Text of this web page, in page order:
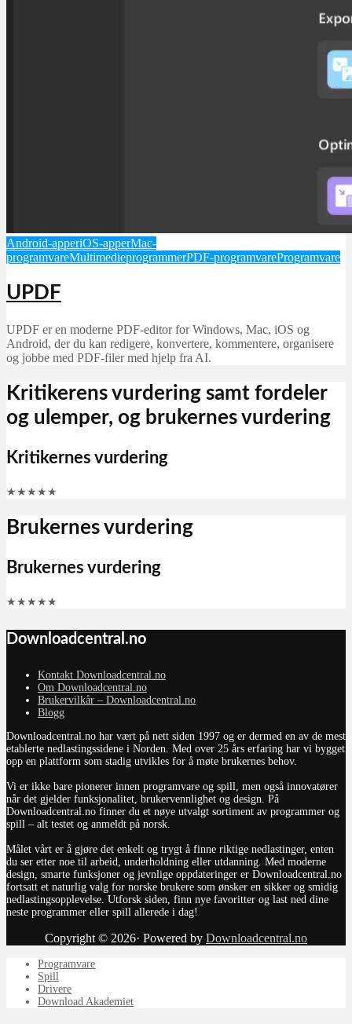
Android-apperiOS-apperMac-
programvareMultimedieprogrammerPDF-programvareProgramvare
UPDF
UPDF er en moderne PDF-editor for Windows, Mac, iOS og
Android, der du kan redigere, konvertere, kommentere, organisere
og jobbe med PDF-filer med hjelp fra AI.
Kritikerens vurdering samt fordeler
og ulemper, og brukernes vurdering
Kritikernes vurdering
★ ★ ★ ★ ★
Brukernes vurdering
Brukernes vurdering
★ ★ ★ ★ ★
Downloadcentral.no
Kontakt Downloadcentral.no
Om Downloadcentral.no
Brukervilkår – Downloadcentral.no
Blogg
Downloadcentral.no har vært på nett siden 1997 og er dermed en av de mest
etablerte nedlastingssidene i Norden. Med over 25 års erfaring har vi bygget
opp en plattform som stadig utvikles for å møte brukernes behov.
Vi er ikke bare pionerer innen programvare og spill, men også innovatører
når det gjelder funksjonalitet, brukervennlighet og design. På
Downloadcentral.no finner du et nøye utvalgt sortiment av programmer og
spill – alt testet og anmeldt på norsk.
Målet vårt er å gjøre det enkelt og trygt å finne riktige nedlastinger, enten
du ser etter noe til arbeid, underholdning eller utdanning. Med moderne
design, smarte funksjoner og jevnlige oppdateringer er Downloadcentral.no
fortsatt et naturlig valg for norske brukere som ønsker en sikker og smidig
nedlastingsopplevelse. Utforsk siden, finn nye favoritter og last ned dine
neste programmer eller spill allerede i dag!
Copyright © 2026· Powered by Downloadcentral.no
Programvare
Spill
Drivere
Download Akademiet